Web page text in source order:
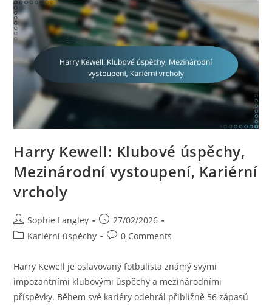
Harry Kewell: Klubové úspěchy,
Mezinárodní vystoupení, Kariérní
vrcholy
Post
author:
Sophie Langley
Post
published:
27/02/2026
PostKariérní úspěchy
Post0 Comments
Harry Kewell je oslavovaný fotbalista známý svými
impozantními klubovými úspěchy a mezinárodními
příspěvky. Během své kariéry odehrál přibližně 56 zápasů